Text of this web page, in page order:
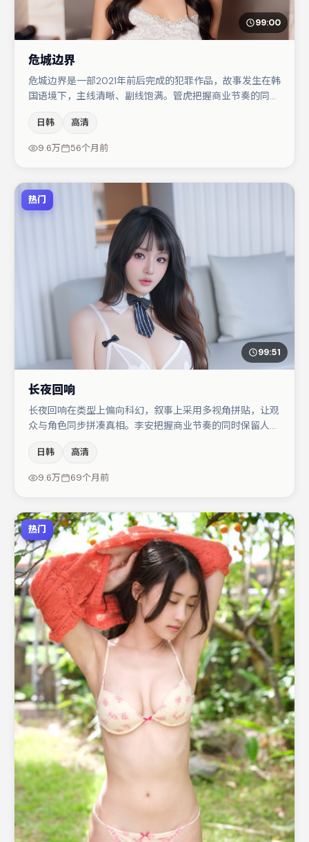
99:00
危城边界
危城边界是一部2021年前后完成的犯罪作品，故事发生在韩
国语境下，主线清晰、副线饱满。管虎把握商业节奏的同时
黄渤的对手戏构成全片情感锚点，易烊千玺则以细节塑造推
动谜题层层揭开。若你偏爱强类型与清晰主线，这部作品值
日韩 高清
9.6万 56个月前
热门
99:51
长夜回响
长夜回响在类型上偏向科幻，叙事上采用多视角拼贴，让观
众与角色同步拼凑真相。李安把握商业节奏的同时保留人物
枫、大鹏、裴斗娜等，角色动机前后呼应，适合喜欢抠台词
与伏笔的观众。若你偏爱强类型与清晰主线，这部作品值得
日韩 高清
9.6万 69个月前
热门